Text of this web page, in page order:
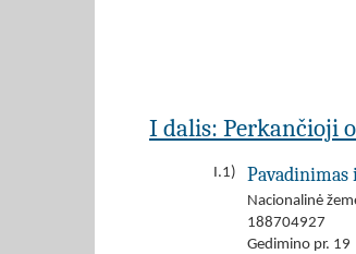
I dalis: Perkančioji
I.1) Pavadinimas
Nacionalinė
188704927
Gedimino pr. 19